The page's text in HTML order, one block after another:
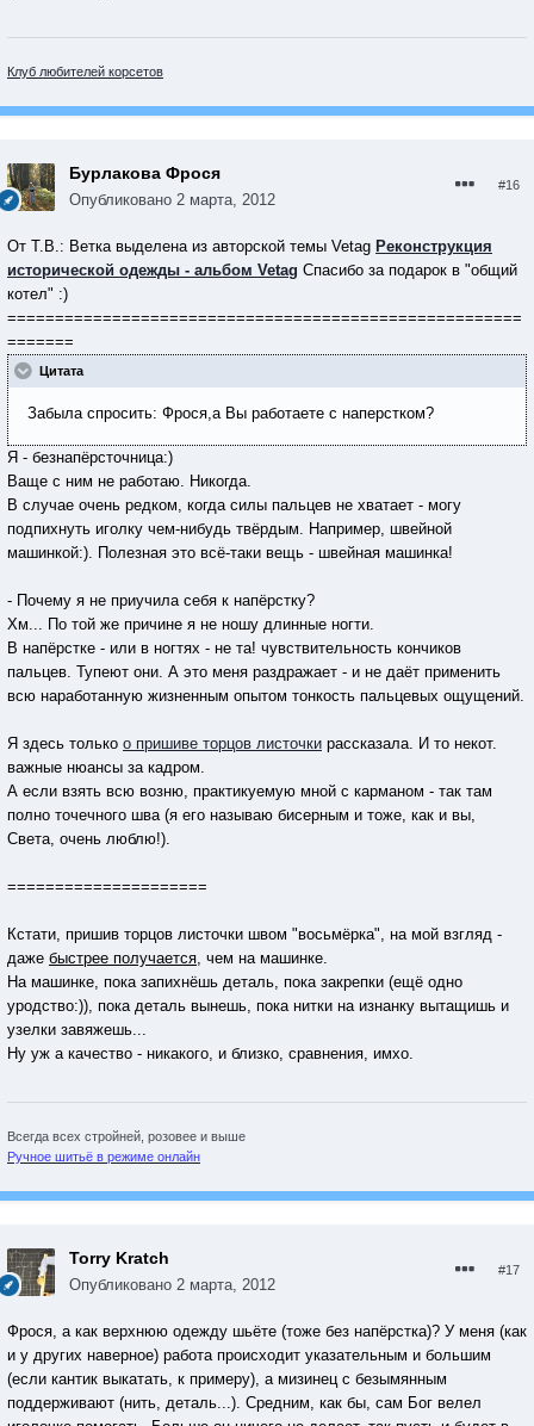
Клуб любителей корсетов
Бурлакова Фрося
Опубликовано 2 марта, 2012
#16
От Т.В.: Ветка выделена из авторской темы Vetag Реконструкция
исторической одежды - альбом Vetag Cпасибо за подарок в "общий
котел" :)
======================================================
=======
Цитата
Забыла спросить: Фрося,а Вы работаете с наперстком?
Я - безнапёрсточница:)
Ваще с ним не работаю. Никогда.
В случае очень редком, когда силы пальцев не хватает - могу
подпихнуть иголку чем-нибудь твёрдым. Например, швейной
машинкой:). Полезная это всё-таки вещь - швейная машинка!
- Почему я не приучила себя к напёрстку?
Хм... По той же причине я не ношу длинные ногти.
В напёрстке - или в ногтях - не та! чувствительность кончиков
пальцев. Тупеют они. А это меня раздражает - и не даёт применить
всю наработанную жизненным опытом тонкость пальцевых ощущений.
Я здесь только о пришиве торцов листочки рассказала. И то некот.
важные нюансы за кадром.
А если взять всю возню, практикуемую мной с карманом - так там
полно точечного шва (я его называю бисерным и тоже, как и вы,
Света, очень люблю!).
=====================
Кстати, пришив торцов листочки швом "восьмёрка", на мой взгляд -
даже быстрее получается, чем на машинке.
На машинке, пока запихнёшь деталь, пока закрепки (ещё одно
уродство:)), пока деталь вынешь, пока нитки на изнанку вытащишь и
узелки завяжешь...
Ну уж а качество - никакого, и близко, сравнения, имхо.
Всегда всех стройней, розовее и выше
Ручное шитьё в режиме онлайн
Torry Kratch
Опубликовано 2 марта, 2012
#17
Фрося, а как верхнюю одежду шьёте (тоже без напёрстка)? У меня (как
и у других наверное) работа происходит указательным и большим
(если кантик выкатать, к примеру), а мизинец с безымянным
поддерживают (нить, деталь...). Средним, как бы, сам Бог велел